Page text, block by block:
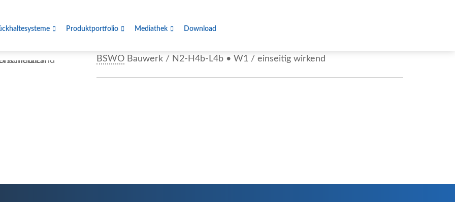
Produktportfolio Mediathek Download
BSWOBauwerk / N2-H4b-L4b • W1 / einseitig wirkend